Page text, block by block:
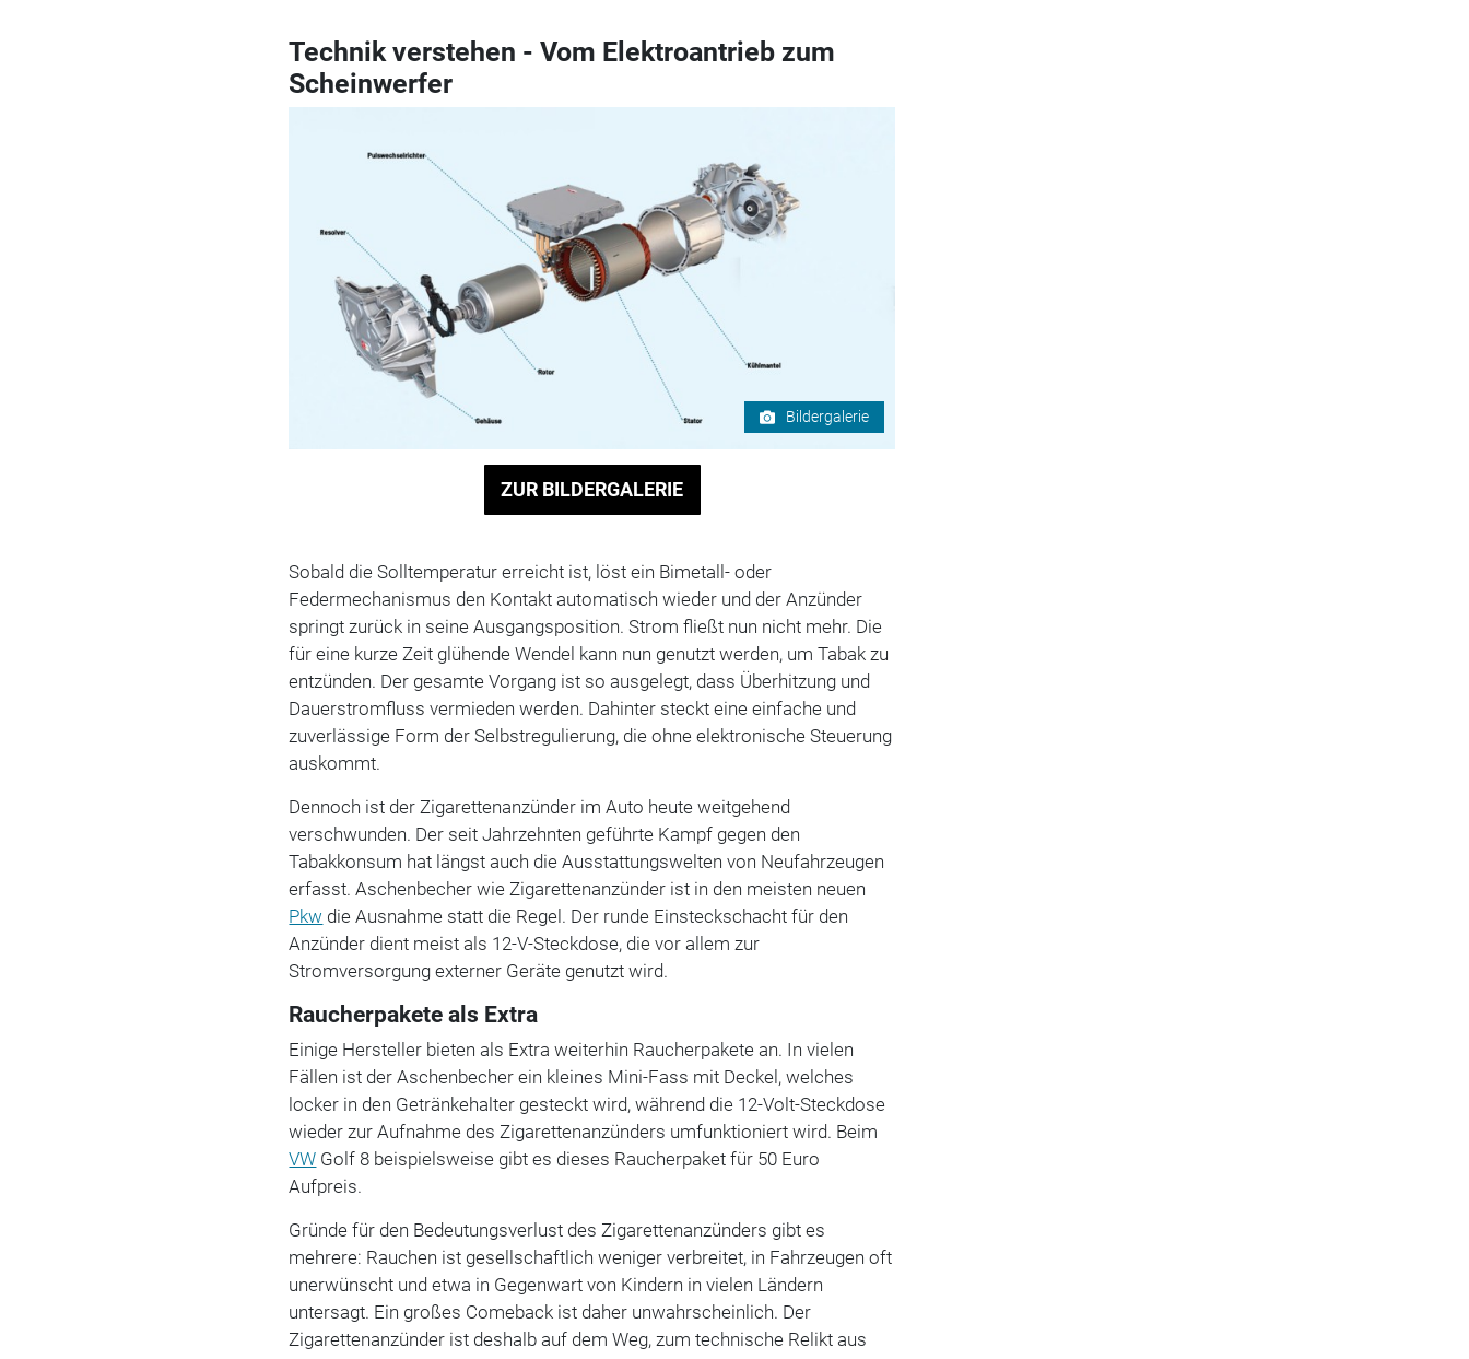
Technik verstehen - Vom Elektroantrieb zum
Scheinwerfer
Bildergalerie
ZUR BILDERGALERIE
Sobald die Solltemperatur erreicht ist, löst ein Bimetall- oder
Federmechanismus den Kontakt automatisch wieder und der Anzünder
springt zurück in seine Ausgangsposition. Strom fließt nun nicht mehr. Die
für eine kurze Zeit glühende Wendel kann nun genutzt werden, um Tabak zu
entzünden. Der gesamte Vorgang ist so ausgelegt, dass Überhitzung und
Dauerstromfluss vermieden werden. Dahinter steckt eine einfache und
zuverlässige Form der Selbstregulierung, die ohne elektronische Steuerung
auskommt.
Dennoch ist der Zigarettenanzünder im Auto heute weitgehend
verschwunden. Der seit Jahrzehnten geführte Kampf gegen den
Tabakkonsum hat längst auch die Ausstattungswelten von Neufahrzeugen
erfasst. Aschenbecher wie Zigarettenanzünder ist in den meisten neuen
Pkw die Ausnahme statt die Regel. Der runde Einsteckschacht für den
Anzünder dient meist als 12-V-Steckdose, die vor allem zur
Stromversorgung externer Geräte genutzt wird.
Raucherpakete als Extra
Einige Hersteller bieten als Extra weiterhin Raucherpakete an. In vielen
Fällen ist der Aschenbecher ein kleines Mini-Fass mit Deckel, welches
locker in den Getränkehalter gesteckt wird, während die 12-Volt-Steckdose
wieder zur Aufnahme des Zigarettenanzünders umfunktioniert wird. Beim
VW Golf 8 beispielsweise gibt es dieses Raucherpaket für 50 Euro
Aufpreis.
Gründe für den Bedeutungsverlust des Zigarettenanzünders gibt es
mehrere: Rauchen ist gesellschaftlich weniger verbreitet, in Fahrzeugen oft
unerwünscht und etwa in Gegenwart von Kindern in vielen Ländern
untersagt. Ein großes Comeback ist daher unwahrscheinlich. Der
Zigarettenanzünder ist deshalb auf dem Weg, zum technische Relikt aus